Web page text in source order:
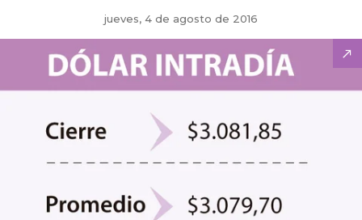
jueves, 4 de agosto de 2016